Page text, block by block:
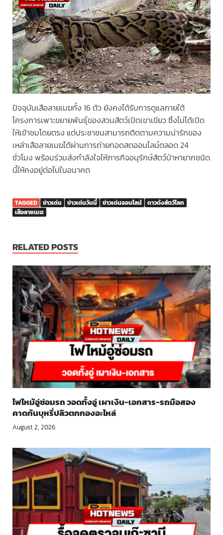
ปัจจุบันเสือลายเมฆทั้ง 16 ตัว ยังคงได้รับการดูแลภายใต้
โครงการเพาะขยายพันธุ์ของสวนสัตว์เปิดเขาเขียว ซึ่งไม่ได้เปิด
ให้เข้าชมโดยตรง แต่ประชาชนสามารถติดตามความน่ารักของ
เหล่าเสือลายเมฆได้ผ่านการถ่ายทอดสดออนไลน์ตลอด 24
ชั่วโมง พร้อมร่วมส่งกำลังใจให้ภารกิจอนุรักษ์สัตว์ป่าหายากชนิด
นี้ให้คงอยู่ต่อไปในอนาคต
TAGGED ข่าวเด่น ข่าวเด่นวันนี้ ข่าวเด่นออนไลน์
ดาวดังสัตว์โลก
เสือลายเมฆ
RELATED POSTS
ไฟไหม้อู่ซ่อมรถ วอดทั้งอู่ เผาเงิน-เอกสาร-รถมือสอง
คาดก้นบุหรี่ปลิวตกกองอะไหล่
August 2, 2026